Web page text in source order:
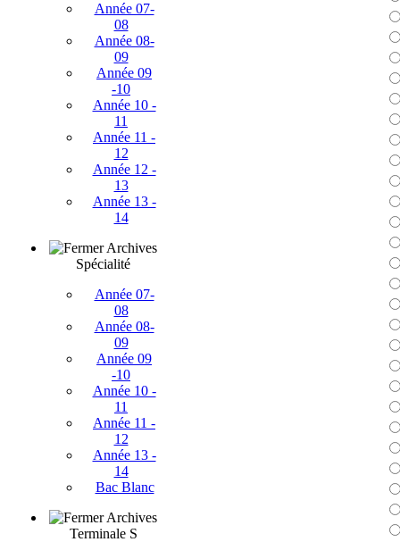
Année 07-
08
Année 08-
09
Année 09
-10
Année 10 -
11
Année 11 -
12
Année 12 -
13
Année 13 -
14
Archives
Spécialité
Année 07-
08
Année 08-
09
Année 09
-10
Année 10 -
11
Année 11 -
12
Année 13 -
14
Bac Blanc
Archives
Terminale S